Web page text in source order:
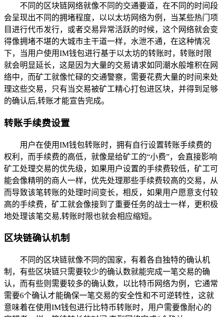
不同的区块链网络就像不同的交通要道，在不同的时间段
会呈现出不同的拥堵程度，以以太坊网络为例，当某些热门项
目进行代币发行，或者交易异常活跃的时候，这个网络就会变
得像拥堵不堪的大城市主干道一样，水泄不通，在这种情况
下，当用户使用IM钱包进行基于以太坊的转账时，转账时限
就会明显延长，这是因为大量的交易请求如同潮水般堆积在网
络中，而矿工就像忙碌的交通警察，需要花费大量的时间来处
理这些交易，只有当交易被矿工精心打包进区块，并得到足够
的确认后,转账才能宣告完成。
转账手续费设置
用户在使用IM钱包转账时，拥有自行设置转账手续费的
权利，而手续费的高低，就像是给矿工的“小费”，会直接影响
矿工处理交易的优先级，如果用户设置的手续费较低，矿工可
能会像精明的商人一样，优先处理那些手续费较高的交易，从
而导致该笔转账的处理时间变长，相反，如果用户愿意支付较
高的手续费，矿工就会像接到了重要任务的战士一样，更积极
地处理该笔交易,转账时限也就会相应缩短。
区块链确认机制
不同的区块链就像不同的国家，有着各自独特的确认机
制，有些区块链只需要较少的确认数就能完成一笔交易的确
认，而有些则需要较多的确认数，以比特币网络为例，它通常
需要6个确认才能确保一笔交易的安全性和不可逆转性，这就
意味着在使用IM钱包进行比特币转账时，用户需要像耐心的